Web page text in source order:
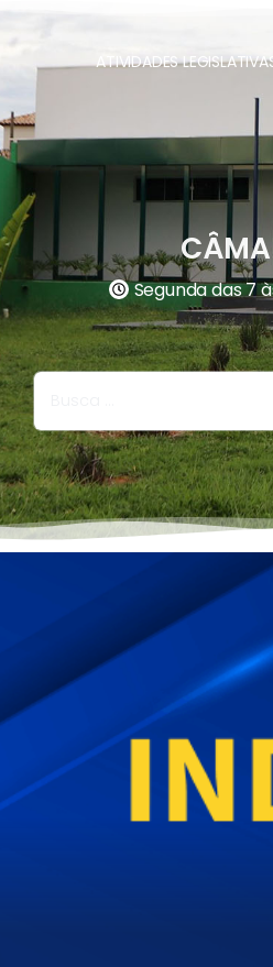
ATIVIDADES
Segunda das 7